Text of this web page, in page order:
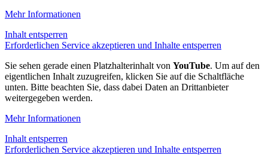
Mehr Informationen
Inhalt entsperren
Erforderlichen Service akzeptieren und Inhalte entsperren
Sie sehen gerade einen Platzhalterinhalt von YouTube. Um auf den
eigentlichen Inhalt zuzugreifen, klicken Sie auf die Schaltfläche
unten. Bitte beachten Sie, dass dabei Daten an Drittanbieter
weitergegeben werden.
Mehr Informationen
Inhalt entsperren
Erforderlichen Service akzeptieren und Inhalte entsperren